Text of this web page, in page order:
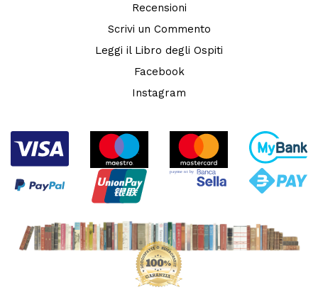
Recensioni
Scrivi un Commento
Leggi il Libro degli Ospiti
Facebook
Instagram